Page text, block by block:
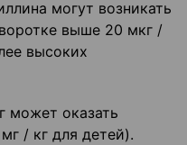
могут возникать
выше 20 мкг /
высоких
может оказать
/ кг для детей).